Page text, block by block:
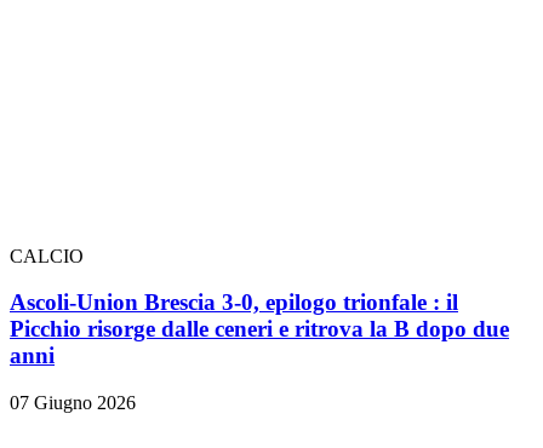
CALCIO
Ascoli-Union Brescia 3-0, epilogo trionfale : il
Picchio risorge dalle ceneri e ritrova la B dopo due
anni
07 Giugno 2026